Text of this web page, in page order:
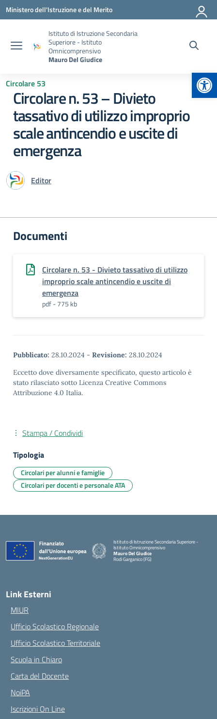
Vai ai contenuti
Vai al menu di navigazione
Vai al footer
Ministero dell'Istruzione e del Merito
Istituto di Istruzione Secondaria
Superiore - Istituto
Omnicomprensivo
Mauro Del Giudice
Circolare 53
Circolare n. 53 – Divieto
tassativo di utilizzo improprio
scale antincendio e uscite di
emergenza
Editor
Documenti
Circolare n. 53 - Divieto tassativo di utilizzo
improprio scale antincendio e uscite di
emergenza
pdf - 775 kb
Pubblicato: 28.10.2024 - Revisione: 28.10.2024
Eccetto dove diversamente specificato, questo articolo è
stato rilasciato sotto Licenza Creative Commons
Attribuzione 4.0 Italia.
Stampa / Condividi
Tipologia
Circolari per alunni e famiglie
Circolari per docenti e personale ATA
Istituto di Istruzione Secondaria Superiore -
Istituto Omnicomprensivo
Mauro Del Giudice
Rodi Garganico (FG)
— Visita la pagina iniziale della scuola
Link Esterni
MIUR
Ufficio Scolastico Regionale
Ufficio Scolastico Territoriale
Scuola in Chiaro
Carta del Docente
NoiPA
Iscrizioni On Line